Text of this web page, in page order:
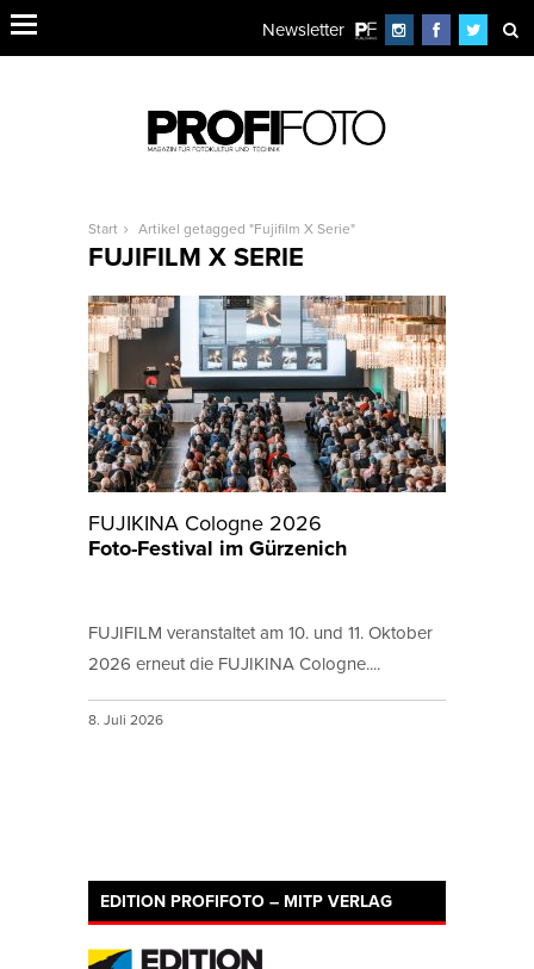
Newsletter
Start Artikel getagged "Fujifilm X Serie"
FUJIFILM X SERIE
FUJIKINA Cologne 2026
Foto-Festival im Gürzenich
FUJIFILM veranstaltet am 10. und 11. Oktober
2026 erneut die FUJIKINA Cologne....
8. Juli 2026
EDITION PROFIFOTO – MITP VERLAG